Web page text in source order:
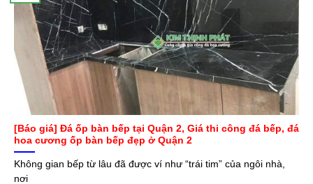
[Báo giá] Đá ốp bàn bếp tại Quận 2, Giá thi công đá bếp, đá
hoa cương ốp bàn bếp đẹp ở Quận 2
Không gian bếp từ lâu đã được ví như “trái tim” của ngôi nhà,
nơi